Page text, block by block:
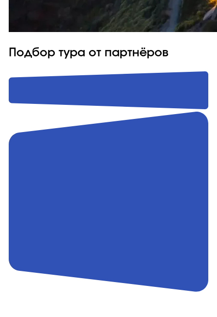
Подбор тура от партнёров